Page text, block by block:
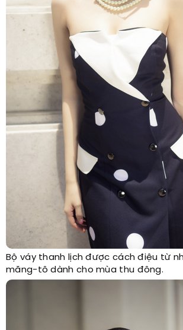
Bộ váy thanh lịch được cách điệu từ
măng-tô dành cho mùa thu đông.